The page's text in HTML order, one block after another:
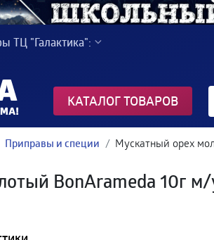
ТЦ "Галактика":
КАТАЛОГ ТОВАРОВ
Приправы и специи Мускатный орех
BonArameda 10г